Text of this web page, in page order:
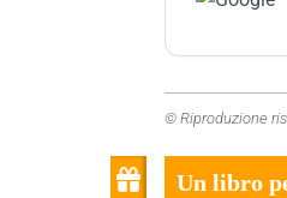
© Riproduzione
Un libro